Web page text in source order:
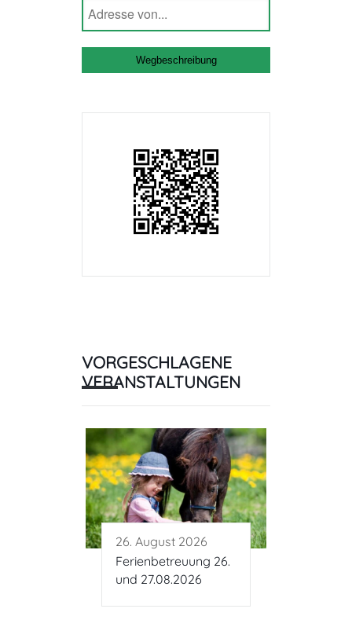
VORGESCHLAGENE
VERANSTALTUNGEN
26. August 2026
Ferienbetreuung 26.
und 27.08.2026